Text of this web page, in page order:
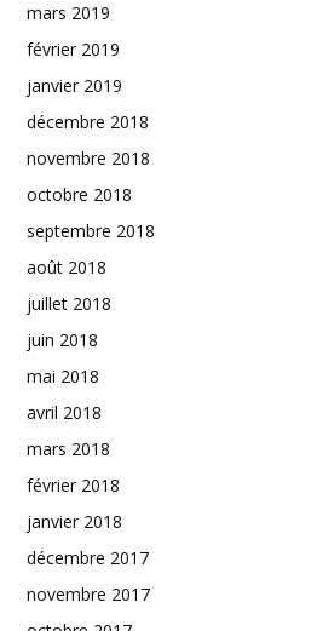
mars 2019
février 2019
janvier 2019
décembre 2018
novembre 2018
octobre 2018
septembre 2018
août 2018
juillet 2018
juin 2018
mai 2018
avril 2018
mars 2018
février 2018
janvier 2018
décembre 2017
novembre 2017